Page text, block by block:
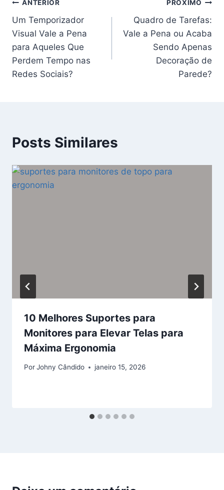
Navegação
de
Post
ANTERIOR
Um Temporizador
Visual Vale a Pena
para Aqueles Que
Perdem Tempo nas
Redes Sociais?
PRÓXIMO
Quadro de Tarefas:
Vale a Pena ou Acaba
Sendo Apenas
Decoração de
Parede?
Posts Similares
10 Melhores Suportes para
Monitores para Elevar Telas para
Máxima Ergonomia
PorJohny Cândido janeiro 15, 2026